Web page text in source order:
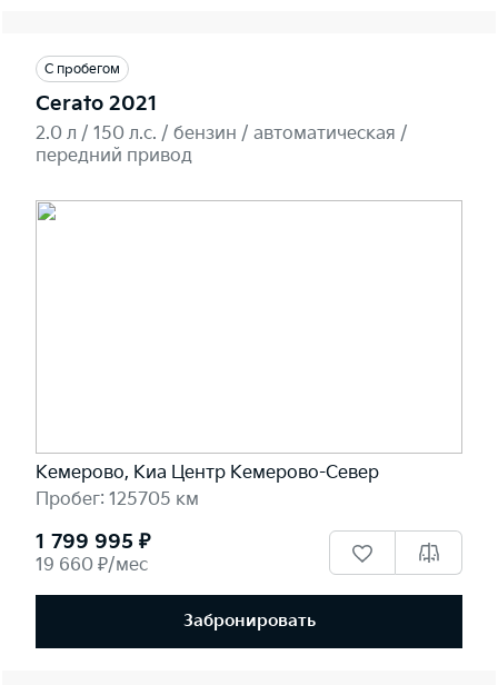
С пробегом
Cerato 2021
2.0 л / 150 л.c. / бензин / автоматическая /
передний привод
Кемерово, Киа Центр Кемерово-Север
Пробег: 125705 км
1 799 995 ₽
19 660 ₽/мес
Забронировать